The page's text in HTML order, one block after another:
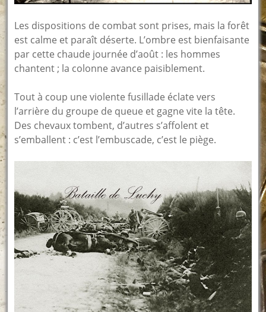
Les dispositions de combat sont prises, mais la forêt
est calme et paraît déserte. L’ombre est bienfaisante
par cette chaude journée d’août : les hommes
chantent ; la colonne avance paisiblement.
Tout à coup une violente fusillade éclate vers
l’arrière du groupe de queue et gagne vite la tête.
Des chevaux tombent, d’autres s’affolent et
s’emballent : c’est l’embuscade, c’est le piège.